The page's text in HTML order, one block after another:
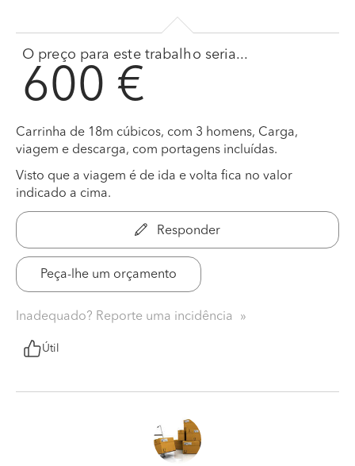
O preço para este trabalho seria...
600 €
Carrinha de 18m cúbicos, com 3 homens, Carga,
viagem e descarga, com portagens incluídas.
Visto que a viagem é de ida e volta fica no valor
indicado a cima.
Responder
Peça-lhe um orçamento
Inadequado? Reporte uma incidência
Útil